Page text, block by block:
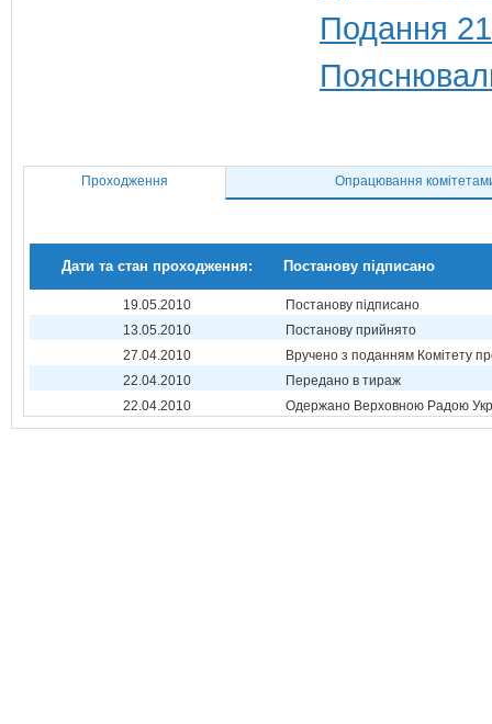
Подання
Проходження Опрацювання
Дати та стан проходження: Постанову підписано
19.05.2010
Постанову підписано
13.05.2010
Постанову прийнято
27.04.2010
Вручено з поданням Комітету
22.04.2010
Передано в тираж
22.04.2010
Одержано Верховною Радою